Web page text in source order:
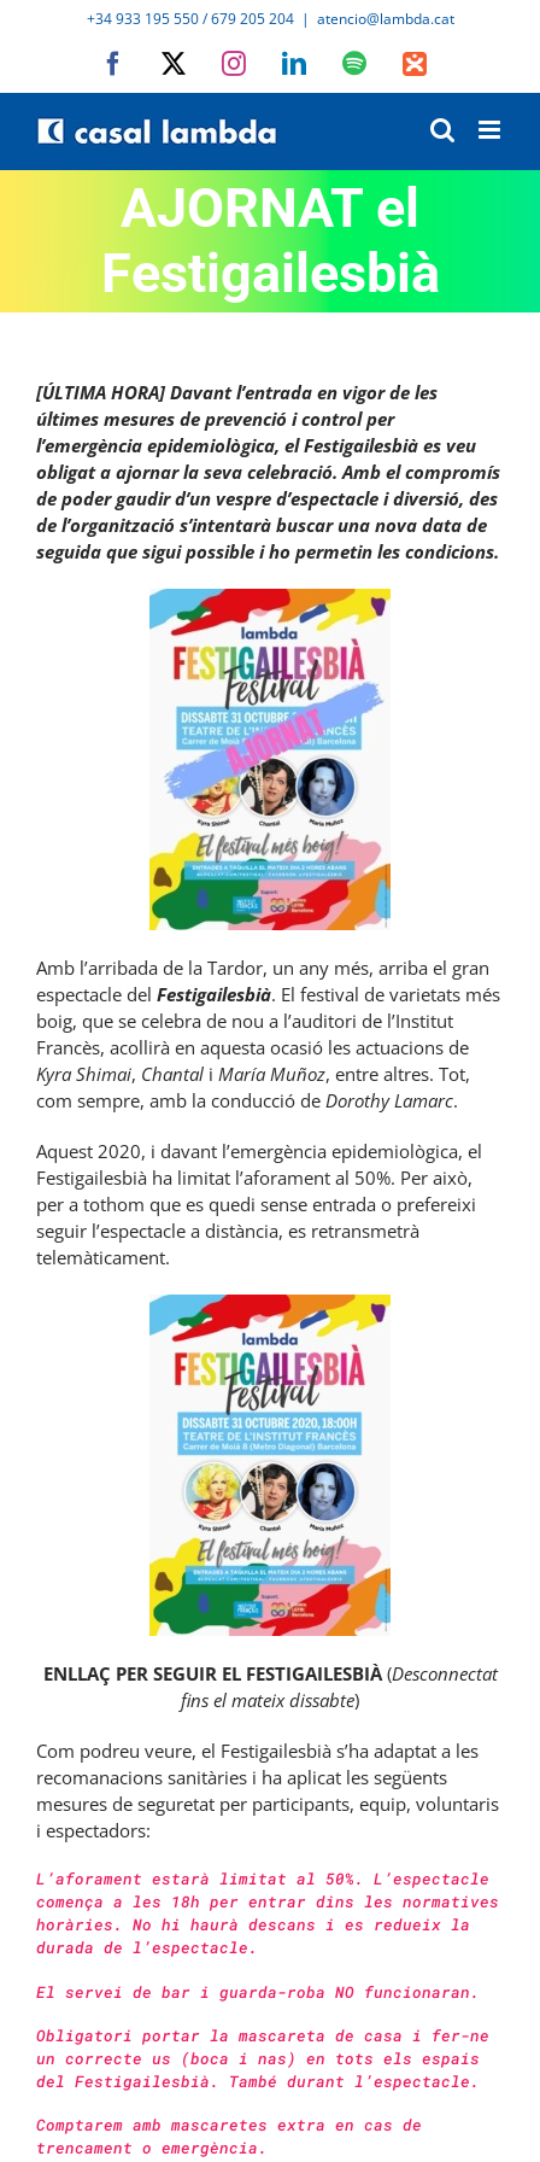
+34 933 195 550 / 679 205 204 | atencio@lambda.cat
Facebook InstagramLinkedInSpotifyIVoox
AJORNAT el
Festigailesbià
[ÚLTIMA HORA] Davant l’entrada en vigor de les
últimes mesures de prevenció i control per
l’emergència epidemiològica, el Festigailesbià es veu
obligat a ajornar la seva celebració. Amb el compromís
de poder gaudir d’un vespre d’espectacle i diversió, des
de l’organització s’intentarà buscar una nova data de
seguida que sigui possible i ho permetin les condicions.
Amb l’arribada de la Tardor, un any més, arriba el gran
espectacle del Festigailesbià. El festival de varietats més
boig, que se celebra de nou a l’auditori de l’Institut
Francès, acollirà en aquesta ocasió les actuacions de
Kyra Shimai, Chantal i María Muñoz, entre altres. Tot,
com sempre, amb la conducció de Dorothy Lamarc.
Aquest 2020, i davant l’emergència epidemiològica, el
Festigailesbià ha limitat l’aforament al 50%. Per això,
per a tothom que es quedi sense entrada o prefereixi
seguir l’espectacle a distància, es retransmetrà
telemàticament.
ENLLAÇ PER SEGUIR EL FESTIGAILESBIÀ(Desconnectat
fins el mateix dissabte)
Com podreu veure, el Festigailesbià s’ha adaptat a les
recomanacions sanitàries i ha aplicat les següents
mesures de seguretat per participants, equip, voluntaris
i espectadors:
L’aforament estarà limitat al 50%. L’espectacle
comença a les 18h per entrar dins les normatives
horàries. No hi haurà descans i es redueix la
durada de l’espectacle.
El servei de bar i guarda-roba NO funcionaran.
Obligatori portar la mascareta de casa i fer-ne
un correcte us (boca i nas) en tots els espais
del Festigailesbià. També durant l’espectacle.
Comptarem amb mascaretes extra en cas de
trencament o emergència.